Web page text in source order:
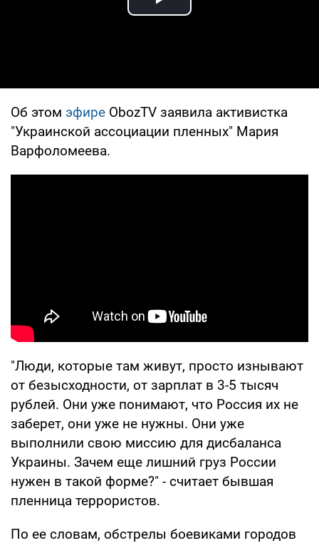
Play Video
Об этом эфире ObozTV заявила активистка
"Украинской ассоциации пленных" Мария
Варфоломеева.
"Люди, которые там живут, просто изнывают
от безысходности, от зарплат в 3-5 тысяч
рублей. Они уже понимают, что Россия их не
заберет, они уже не нужны. Они уже
выполнили свою миссию для дисбаланса
Украины. Зачем еще лишний груз России
нужен в такой форме?" - считает бывшая
пленница террористов.
По ее словам, обстрелы боевиками городов